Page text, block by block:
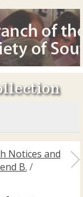
Notices and
B. /